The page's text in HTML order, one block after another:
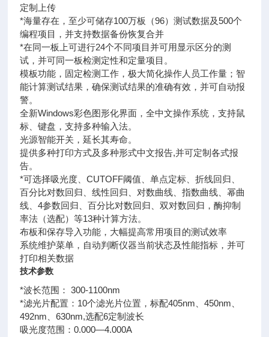
定制上传
*海量存在，至少可储存100万板（96）测试数据及500个
编程项目，并支持数据备份恢复合并
*在同一板上可进行24个不同项目并可用显示区分的测
试，并可同一板检测定性和定量项目。
模板功能，固定检测工作，极大简化操作人员工作量；智
能计算测试结果，确保测试结果的准确有效，并可自动报
警。
全新Windows彩色图形化界面，全中文操作系统，支持鼠
标、键盘，支持多种输入法。
光源智能开关，延长其寿命。
提供多种打印方式及多种形式中文报告,并可定制各式报
告。
*可选择吸光度、CUTOFF阈值、单点定标、折线回归、
百分比对数回归、线性回归、对数曲线、指数曲线、幂曲
线、4参数回归、百分比对数回归、双对数回归，酶抑制
率法（选配）等13种计算方法。
布板和保存导入功能，大幅提高常用项目的测试效率
系统维护菜单，自动判断仪器当前状态及性能指标，并可
打印相关数据
技术参数
*波长范围： 300-1100nm
*滤光片配置：10个滤光片位置，标配405nm、450nm、
492nm、630nm,选配6定制波长
吸光度范围：0.000―4.000A